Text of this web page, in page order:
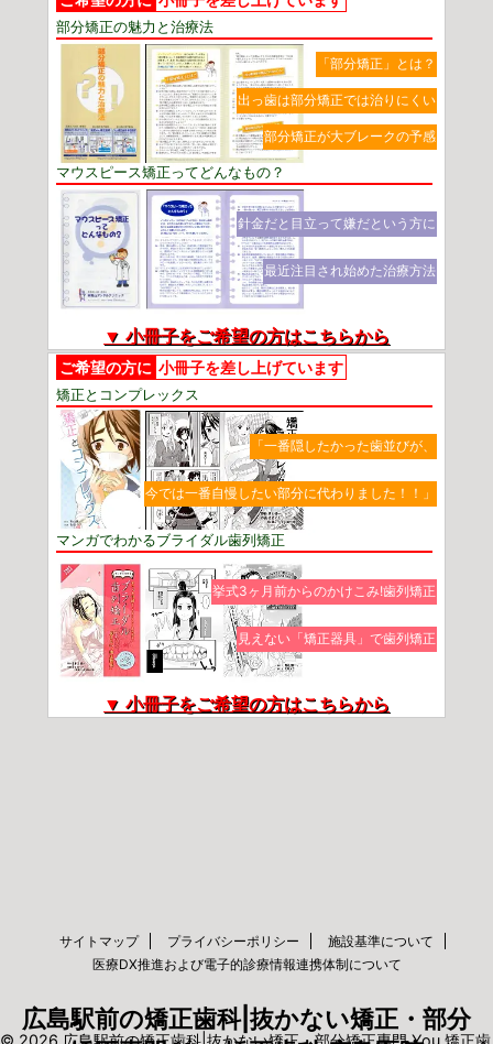
部分矯正の魅力と治療法
「部分矯正」とは？
出っ歯は部分矯正では治りにくい
部分矯正が大ブレークの予感
マウスピース矯正ってどんなもの？
針金だと目立って嫌だという方に
最近注目され始めた治療方法
▼ 小冊子をご希望の方はこちらから
ご希望の方に 小冊子を差し上げています
矯正とコンプレックス
「一番隠したかった歯並びが、
今では一番自慢したい部分に代わりました！！」
マンガでわかるブライダル歯列矯正
挙式3ヶ月前からのかけこみ!歯列矯正
見えない「矯正器具」で歯列矯正
▼ 小冊子をご希望の方はこちらから
サイトマップ プライバシーポリシー
施設基準について
医療DX推進および電子的診療情報連携体制について
広島駅前の矯正歯科|抜かない矯正・部分